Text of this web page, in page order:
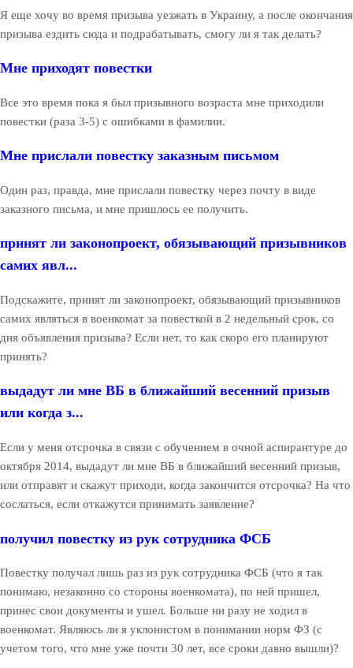
Я еще хочу во время призыва уезжать в Украину, а после окончания
призыва ездить сюда и подрабатывать, смогу ли я так делать?
Мне приходят повестки
Все это время пока я был призывного возраста мне приходили
повестки (раза 3-5) с ошибками в фамилии.
Мне прислали повестку заказным письмом
Один раз, правда, мне прислали повестку через почту в виде
заказного письма, и мне пришлось ее получить.
принят ли законопроект, обязывающий призывников
самих явл...
Подскажите, принят ли законопроект, обязывающий призывников
самих являться в военкомат за повесткой в 2 недельный срок, со
дня объявления призыва? Если нет, то как скоро его планируют
принять?
выдадут ли мне ВБ в ближайший весенний призыв
или когда з...
Если у меня отсрочка в связи с обучением в очной аспирантуре до
октября 2014, выдадут ли мне ВБ в ближайший весенний призыв,
или отправят и скажут приходи, когда закончится отсрочка? На что
сослаться, если откажутся принимать заявление?
получил повестку из рук сотрудника ФСБ
Повестку получал лишь раз из рук сотрудника ФСБ (что я так
понимаю, незаконно со стороны военкомата), по ней пришел,
принес свои документы и ушел. Больше ни разу не ходил в
военкомат. Являюсь ли я уклонистом в понимании норм ФЗ (с
учетом того, что мне уже почти 30 лет, все сроки давно вышли)?